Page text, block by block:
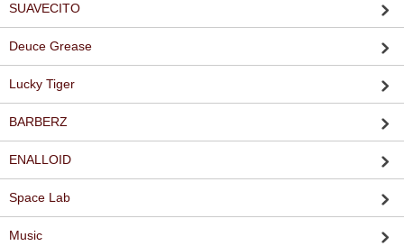
SUAVECITO
Deuce Grease
Lucky Tiger
BARBERZ
ENALLOID
Space Lab
Music